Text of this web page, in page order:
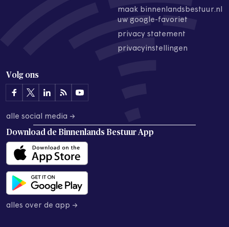
maak binnenlandsbestuur.nl
uw google-favoriet
privacy statement
privacyinstellingen
Volg ons
alle social media →
Download de Binnenlands Bestuur App
alles over de app →